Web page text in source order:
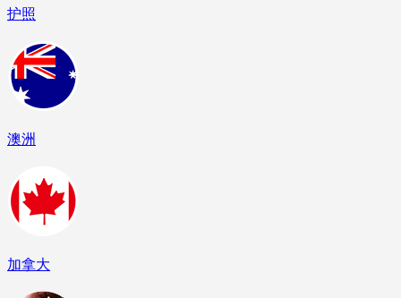
护照
澳洲
加拿大